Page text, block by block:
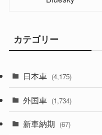
カテゴリー
日本車 (4,175)
(1,321)
(330)
外国車 (1,734)
新車納期 (67)